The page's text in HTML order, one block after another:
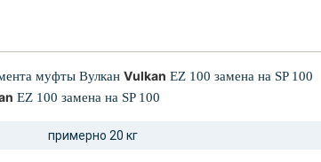
муфты Вулкан Vulkan EZ 100 замена на SP 100
EZ 100 замена на SP 100
примерно 20 кг